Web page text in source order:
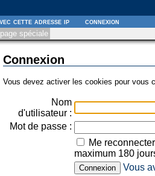
page spéciale
Connexion
Vous devez activer les cookies pour vous
Nom
d'utilisateur :
Mot de passe :
Me
maximum 180
Vous
cette adresse ip connexion